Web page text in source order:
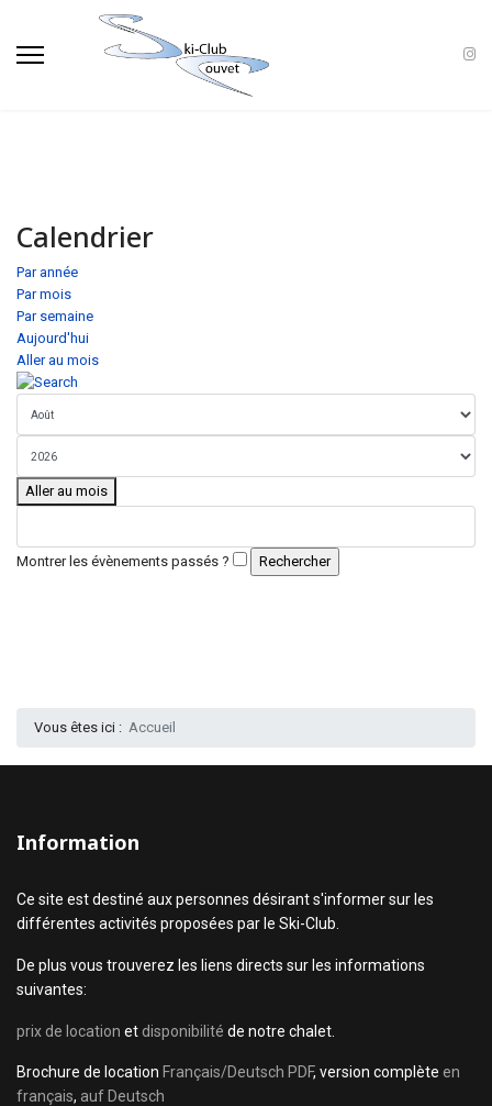
Calendrier
Par année
Par mois
Par semaine
Aujourd'hui
Aller au mois
Aller au mois
Montrer les évènements passés ?
Vous êtes ici : Accueil
Information
Ce site est destiné aux personnes désirant s'informer sur les
différentes activités proposées par le Ski-Club.
De plus vous trouverez les liens directs sur les informations
suivantes:
prix de location et disponibilité de notre chalet.
Brochure de location Français/Deutsch PDF, version complète en
français, auf Deutsch